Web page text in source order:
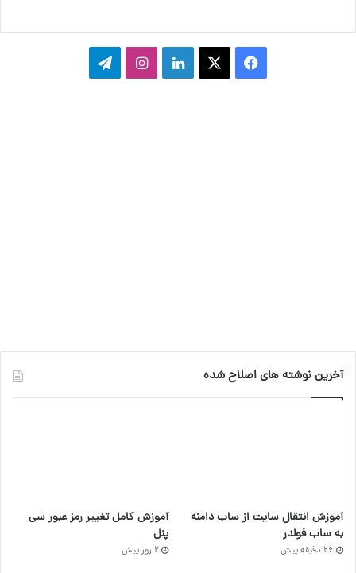
فیسبوک ایکسلینکدایناینستاگرامتلگرام
آخرین نوشته های اصلاح شده
آموزش انتقال سایت از ساب دامنه
به ساب فولدر
26 دقیقه پیش
آموزش کامل تغییر رمز عبور سی
پنل
2 روز پیش